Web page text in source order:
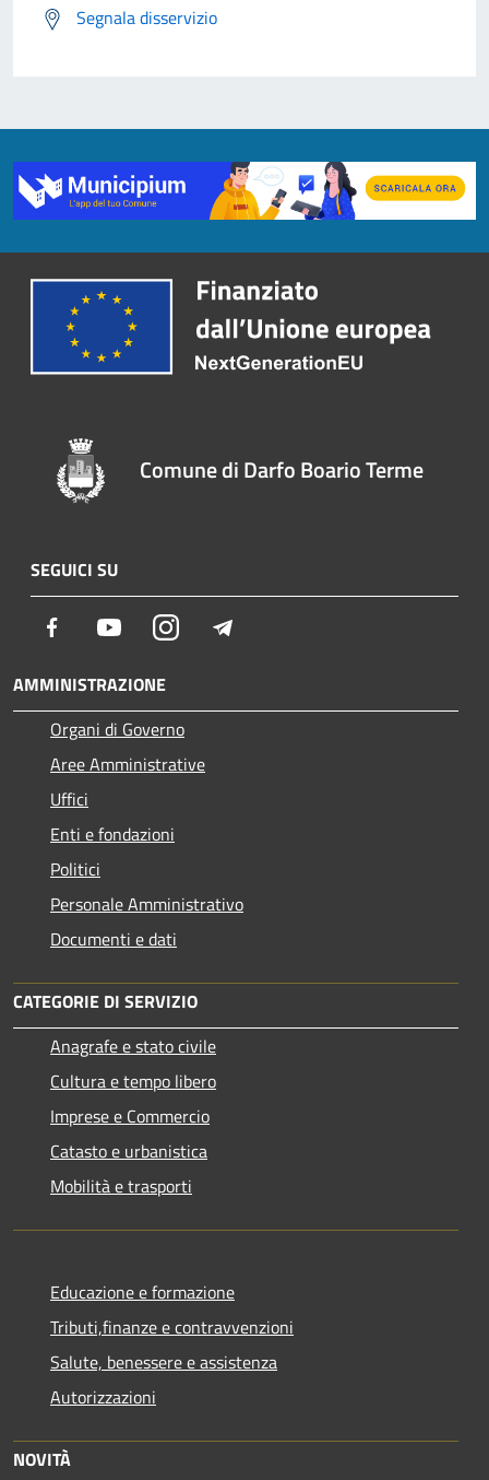
Segnala disservizio
Comune di Darfo Boario Terme
SEGUICI SU
Facebook YoutubeInstagram
AMMINISTRAZIONE
Organi di Governo
Aree Amministrative
Uffici
Enti e fondazioni
Politici
Personale Amministrativo
Documenti e dati
CATEGORIE DI SERVIZIO
Anagrafe e stato civile
Cultura e tempo libero
Imprese e Commercio
Catasto e urbanistica
Mobilità e trasporti
Educazione e formazione
Tributi,finanze e contravvenzioni
Salute, benessere e assistenza
Autorizzazioni
NOVITÀ